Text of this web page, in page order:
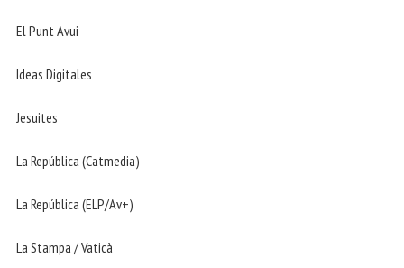
El Punt Avui
Ideas Digitales
Jesuites
La República (Catmedia)
La República (ELP/Av+)
La Stampa / Vaticà